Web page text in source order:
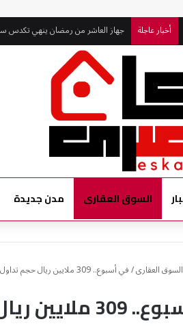
أخبار عاجلة جهاز العاشر من رمضان ينهي تكدس
السوق العقارى مدن جديدة
السوق العقارى/في أسبوع.. 309 ملايين ريال حجم تداول العقارات في قطر
تداول العقارات في قطر